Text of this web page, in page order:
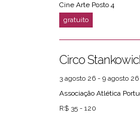
Cine Arte Posto 4
Circo
3 agosto 26 - 9 agosto
Associação Atlética
R$ 35 - 120